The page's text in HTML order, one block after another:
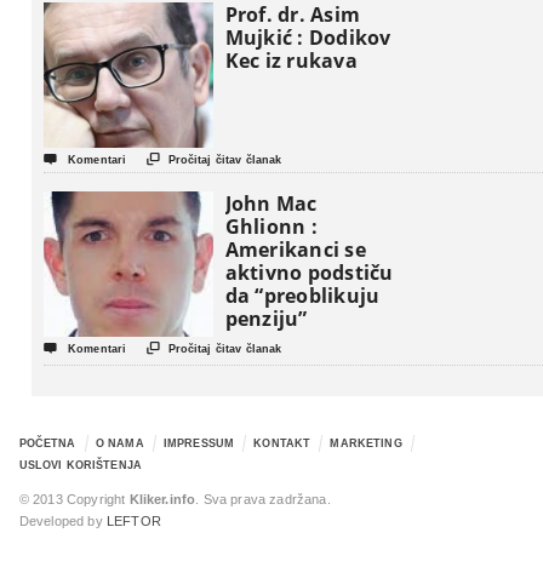
Prof. dr. Asim
Mujkić : Dodikov
Kec iz rukava
 Komentari  Pročitaj čitav članak
John Mac
Ghlionn :
Amerikanci se
aktivno podstiču
da “preoblikuju
penziju”
 Komentari  Pročitaj čitav članak
POČETNA O NAMA IMPRESSUM KONTAKT
MARKETING
USLOVI KORIŠTENJA
© 2013 Copyright Kliker.info . Sva prava zadržana.
Developed by
LEFTOR